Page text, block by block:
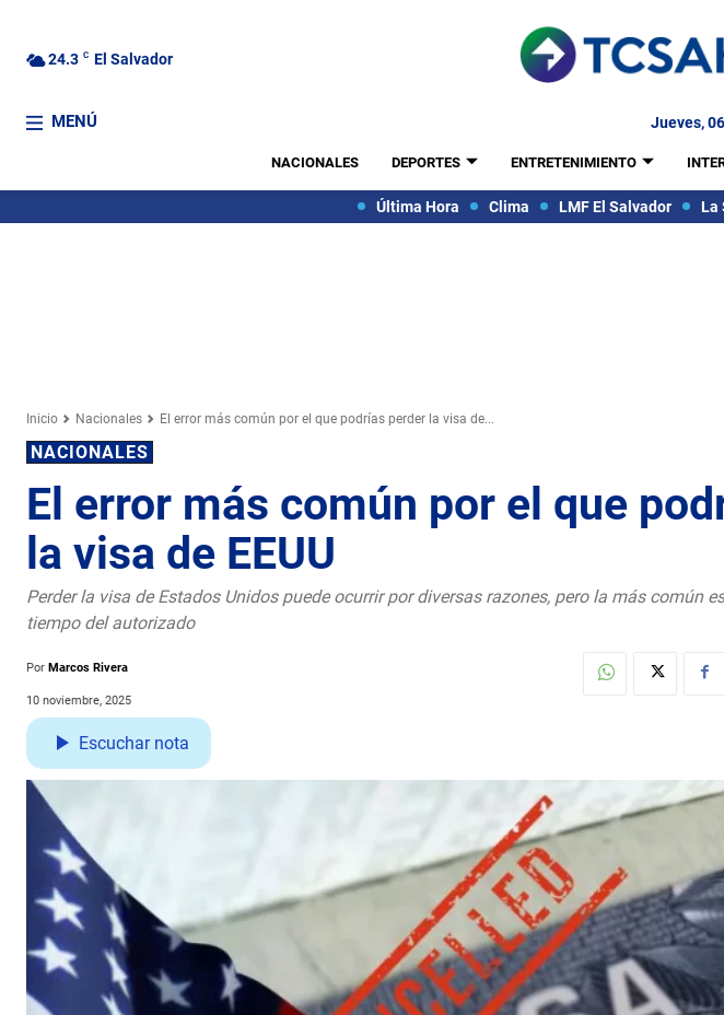
24.3 C El Salvador
MENÚ Jueves,
NACIONALES DEPORTES ENTRETENIMIENTO
Última Hora Clima LMF El Salvador La
Inicio Nacionales El error más común por el que podrías perder la visa de...
NACIONALES
El error más común por el que
la visa de EEUU
Perder la visa de Estados Unidos puede ocurrir por diversas razones, pero la más común
tiempo del autorizado
Por Marcos Rivera
10 noviembre, 2025
Escuchar nota